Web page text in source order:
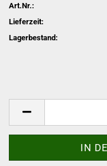
Art.Nr.:
Lieferzeit:
Lagerbestand: